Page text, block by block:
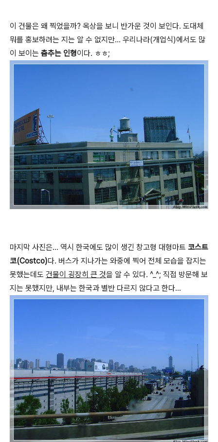
이 건물은 왜 찍었을까? 옥상을 보니 반가운 것이 보인다. 도대체
뭐를 홍보하려는 지는 알 수 없지만... 우리나라(개업식)에서도 많
이 보이는 춤추는 인형이다. ㅎㅎ;
마지막 사진은... 역시 한국에도 많이 생긴 창고형 대형마트 코스트
코(Costco)다. 버스가 지나가는 와중에 찍어 전체 모습을 잡지는
못했는데도 건물이 굉장히 큰 것을 알 수 있다. ^_^; 직접 방문해 보
지는 못했지만, 내부는 한국과 별반 다르지 않다고 한다...